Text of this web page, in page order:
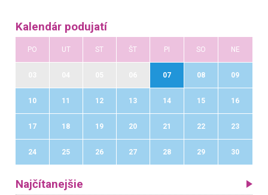
Kalendár podujatí
PO UT ST ŠT PI SO NE
07 08 09
10 11 12 13 14 15 16
17 18 19 20 21 22 23
24 25 26 27 28 29 30
Najčítanejšie